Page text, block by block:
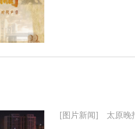
[图片新闻] 太原晚